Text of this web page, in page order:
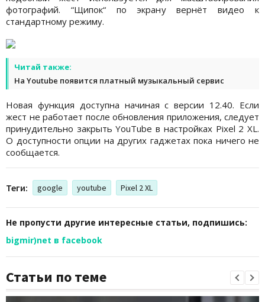
фотографий. “Щипок“ по экрану вернёт видео к
стандартному режиму.
Читай также:
На Youtube появится платный музыкальный сервис
Новая функция доступна начиная с версии 12.40. Если
жест не работает после обновления приложения, следует
принудительно закрыть YouTube в настройках Pixel 2 XL.
О доступности опции на других гаджетах пока ничего не
сообщается.
Теги: google youtube Pixel 2 XL
Не пропусти другие интересные статьи, подпишись:
bigmir)net в facebook
Статьи по теме